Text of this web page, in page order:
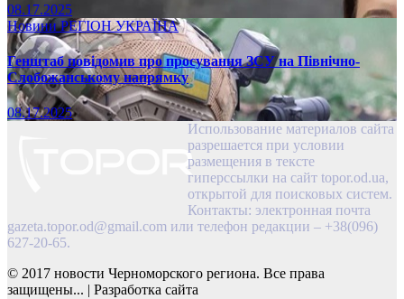
08.17.2025
НовиниРЕГІОНУКРАЇНА
Генштаб повідомив про просування ЗСУ на Північно-
Слобожанському напрямку
08.17.2025
Использование материалов сайта
разрешается при условии
размещения в тексте
гиперссылки на сайт topor.od.ua,
открытой для поисковых систем.
Контакты: электронная почта
gazeta.topor.od@gmail.com или телефон редакции – +38(096)
627-20-65.
© 2017 новости Черноморского региона. Все права
защищены... | Разработка сайта